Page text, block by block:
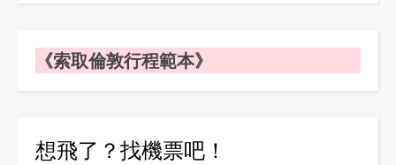
《索取倫敦行程範本》
想飛了？找機票吧！